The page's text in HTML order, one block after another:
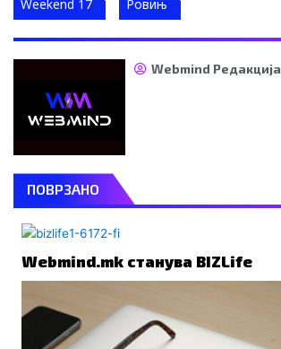
Weekend 17 Ровињ
Webmind Редакција
ПОВРЗАНО
Webmind.mk станува BIZLife